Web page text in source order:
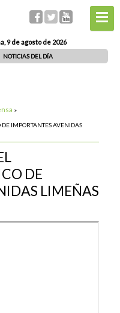
9 de agosto de 2026
NOTICIAS DEL DÍA
»
IMPORTANTES AVENIDAS
DE
LIMEÑAS